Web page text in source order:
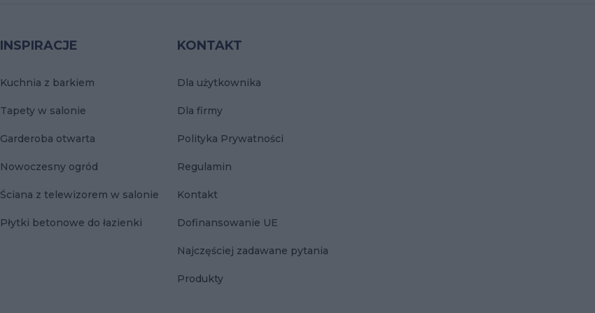
INSPIRACJE
Kuchnia z barkiem
Tapety w salonie
Garderoba otwarta
Nowoczesny ogród
Ściana z telewizorem w salonie
Płytki betonowe do łazienki
KONTAKT
Dla użytkownika
Dla firmy
Polityka Prywatności
Regulamin
Kontakt
Dofinansowanie UE
Najczęściej zadawane pytania
Produkty